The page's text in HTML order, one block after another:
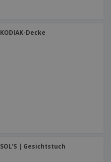
KODIAK-Decke
SOL'S | Gesichtstuch